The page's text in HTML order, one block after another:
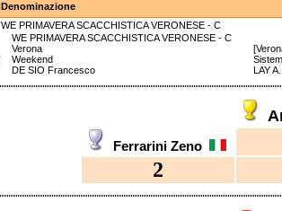
Denominazione
WE PRIMAVERA SCACCHISTICA VERONESE - C
WE PRIMAVERA SCACCHISTICA VERONESE - C
Verona
Weekend
DE SIO Francesco LAY A.
Ferrarini Zeno
2